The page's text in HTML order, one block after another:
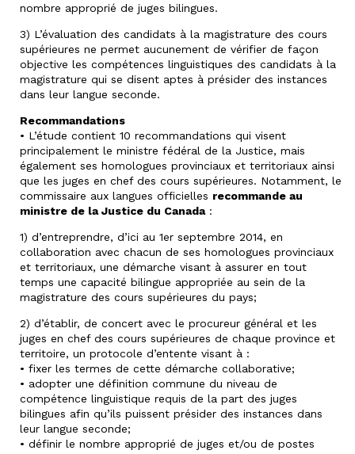
nombre approprié de juges bilingues.
3) L’évaluation des candidats à la magistrature des cours
supérieures ne permet aucunement de vérifier de façon
objective les compétences linguistiques des candidats à la
magistrature qui se disent aptes à présider des instances
dans leur langue seconde.
Recommandations
• L’étude contient 10 recommandations qui visent
principalement le ministre fédéral de la Justice, mais
également ses homologues provinciaux et territoriaux ainsi
que les juges en chef des cours supérieures. Notamment, le
commissaire aux langues officielles recommande au
ministre de la Justice du Canada:
1) d’entreprendre, d’ici au 1er septembre 2014, en
collaboration avec chacun de ses homologues provinciaux
et territoriaux, une démarche visant à assurer en tout
temps une capacité bilingue appropriée au sein de la
magistrature des cours supérieures du pays;
2) d’établir, de concert avec le procureur général et les
juges en chef des cours supérieures de chaque province et
territoire, un protocole d’entente visant à :
• fixer les termes de cette démarche collaborative;
• adopter une définition commune du niveau de
compétence linguistique requis de la part des juges
bilingues afin qu’ils puissent présider des instances dans
leur langue seconde;
• définir le nombre approprié de juges et/ou de postes